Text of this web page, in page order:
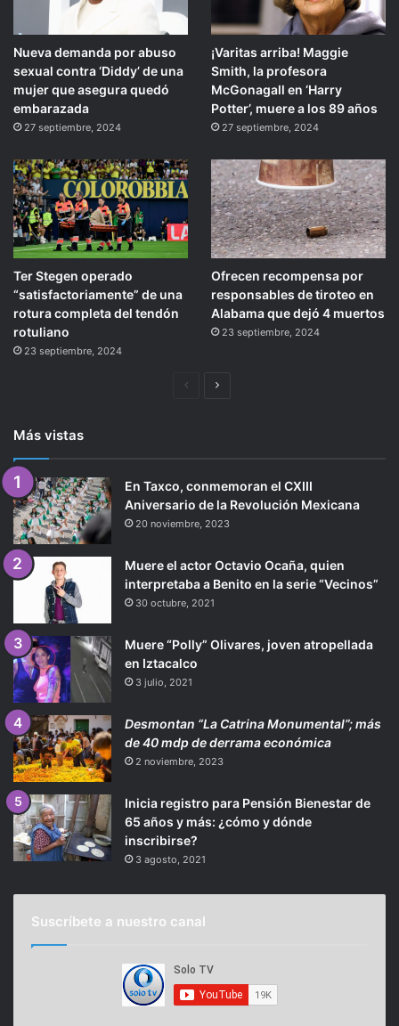
Nueva demanda por abuso
sexual contra ‘Diddy’ de una
mujer que asegura quedó
embarazada
27 septiembre, 2024
¡Varitas arriba! Maggie
Smith, la profesora
McGonagall en ‘Harry
Potter’, muere a los 89 años
27 septiembre, 2024
Ter Stegen operado
“satisfactoriamente” de una
rotura completa del tendón
rotuliano
23 septiembre, 2024
Ofrecen recompensa por
responsables de tiroteo en
Alabama que dejó 4 muertos
23 septiembre, 2024
PáginaSiguiente
Más vistas
En Taxco, conmemoran el CXIII
Aniversario de la Revolución Mexicana
20 noviembre, 2023
Muere el actor Octavio Ocaña, quien
interpretaba a Benito en la serie “Vecinos”
30 octubre, 2021
Muere “Polly” Olivares, joven atropellada
en Iztacalco
3 julio, 2021
Desmontan “La Catrina Monumental”; más
de 40 mdp de derrama económica
2 noviembre, 2023
Inicia registro para Pensión Bienestar de
65 años y más: ¿cómo y dónde
inscribirse?
3 agosto, 2021
Suscríbete a nuestro canal